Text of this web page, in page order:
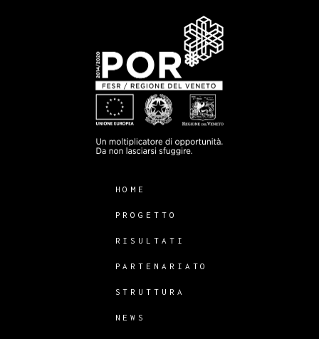
HOME
PROGETTO
RISULTATI
PARTENARIATO
STRUTTURA
NEWS